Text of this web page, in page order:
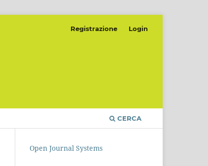
CERCA
Registrazione Login
Open Journal Systems